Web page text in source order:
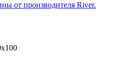
от производителя River.